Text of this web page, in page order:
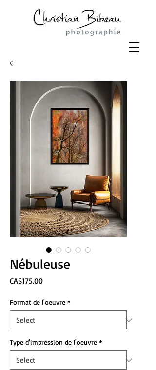
Nébuleuse
CA$175.00Price
Format de l'oeuvre *
Type d'impression de l'oeuvre *